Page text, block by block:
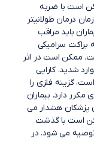
است با ضربه
درمان طولانیتر
باید مراقب
براکت سرامیکی
ممکن است در اثر
شدید، کارایی
گزینه فلزی را
مکرر دارد. بیماران
پزشکان هشدار می
است با گذشت
توصیه می شود. در